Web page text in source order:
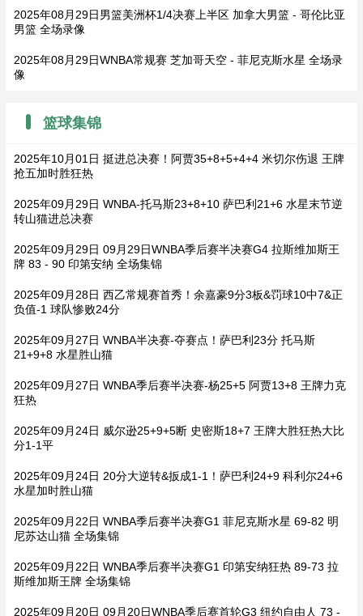
2025年08月29日男篮美洲杯1/4决赛上半区 加拿大男篮 - 哥伦比亚
男篮 全场录像
2025年08月29日WNBA常规赛 芝加哥天空 - 菲尼克斯水星 全场录
像
篮球集锦
2025年10月01日 挺进总决赛！阿贾35+8+5+4+4 米切尔伤退 王牌
抢五加时胜狂热
2025年09月29日 WNBA-托马斯23+8+10 萨巴利21+6 水星末节逆
转山猫进总决赛
2025年09月29日 09月29日WNBA季后赛半决赛G4 拉斯维加斯王
牌 83 - 90 印第安纳 全场集锦
2025年09月28日 西乙常规赛首秀！余嘉豪9分3板&罚球10中7&正
负值-1 球队惨败24分
2025年09月27日 WNBA半决赛-夺赛点！萨巴利23分 托马斯
21+9+8 水星胜山猫
2025年09月27日 WNBA季后赛半决赛-杨25+5 阿贾13+8 王牌力克
狂热
2025年09月24日 威尔逊25+9+5断 史密斯18+7 王牌大胜狂热大比
分1-1平
2025年09月24日 20分大逆转&扳成1-1！萨巴利24+9 科利尔24+6
水星加时胜山猫
2025年09月22日 WNBA季后赛半决赛G1 菲尼克斯水星 69-82 明
尼苏达山猫 全场集锦
2025年09月22日 WNBA季后赛半决赛G1 印第安纳狂热 89-73 拉
斯维加斯王牌 全场集锦
2025年09月20日 09月20日WNBA季后赛首轮G3 纽约自由人 73 -